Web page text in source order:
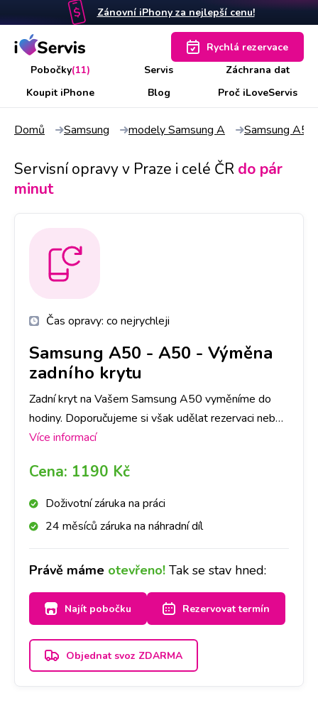
Zánovní iPhony za nejlepší cenu!
Pobočky(11) Servis
Záchrana dat
Koupit iPhone
Blog Proč iLoveServis
Rychlá rezervace
Domů Samsung modely Samsung A Samsung A50
Servisní opravy v Praze i celé ČR do pár
minut
Čas opravy: co nejrychleji
Samsung A50 - A50 - Výměna
zadního krytu
Zadní kryt na Vašem Samsung A50 vyměníme do
hodiny. Doporučujeme si však udělat rezervaci nebo
zavolat na vybranou pobočku, ať pro Vás máme
Více informací
Cena: 1190 Kč
Doživotní záruka na práci
24 měsíců záruka na náhradní díl
Právě máme otevřeno! Tak se stav hned:
Najít pobočku Rezervovat termín
Objednat svoz ZDARMA